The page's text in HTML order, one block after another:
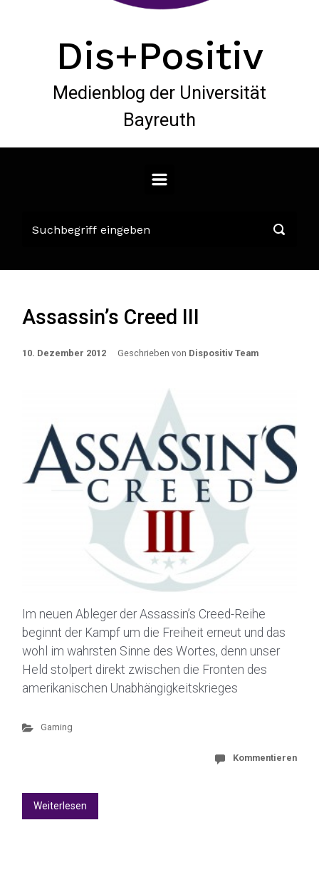
Dis+Positiv
Medienblog der Universität
Bayreuth
Assassin’s Creed III
10. Dezember 2012 Geschrieben von Dispositiv Team
Im neuen Ableger der Assassin’s Creed-Reihe
beginnt der Kampf um die Freiheit erneut und das
wohl im wahrsten Sinne des Wortes, denn unser
Held stolpert direkt zwischen die Fronten des
amerikanischen Unabhängigkeitskrieges
Gaming
Kommentieren
Weiterlesen